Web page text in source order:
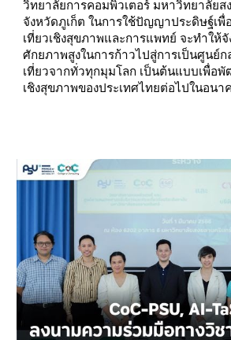
วิทยาลัยการคอมพิวเตอร์ มหาวิทยาลัยส
จังหวัดภูเก็ต ในการใช้ปัญญาประดิษฐ์เพื่
เที่ยวเชิงสุขภาพและการแพทย์ จะทำให้
ศักยภาพสูงในการก้าวไปสู่การเป็นศูนย์ก
เที่ยวจากทั่วทุกมุมโลก เป็นต้นแบบเพื่อพั
เชิงสุขภาพของประเทศไทยต่อไปในอนา